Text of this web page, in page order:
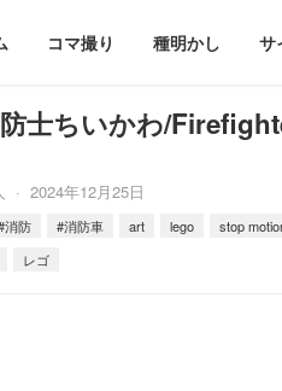
コマ撮り 種明かし サ
士ちいかわ/
· 2024年12月25日
消防 #消防車 art lego stop
レゴ